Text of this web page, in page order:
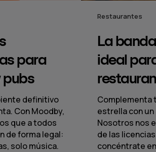
sonora
tus platos
un sonido único.
encargamos
tú
en el servicio.
Hoteles
Música
crear
hoteles
Desde el
ofrece
impecables
de
centralizadas